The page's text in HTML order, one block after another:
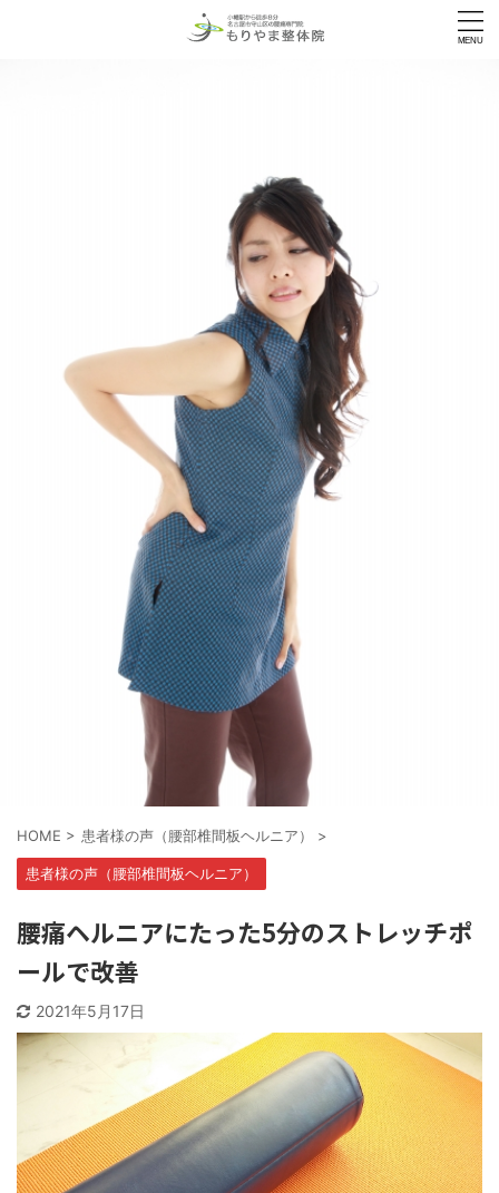
HOME > 患者様の声（腰部椎間板ヘルニア） >
患者様の声（腰部椎間板ヘルニア）
腰痛ヘルニアにたった5分のストレッチポ
ールで改善
2021年5月17日